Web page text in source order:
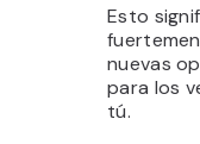
Esto
nuevas
para los
tú.